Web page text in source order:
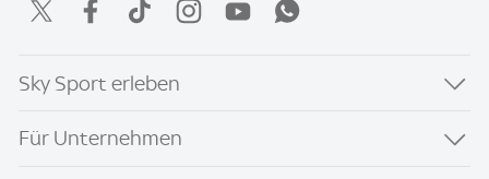
Sky Sport erleben
Für Unternehmen